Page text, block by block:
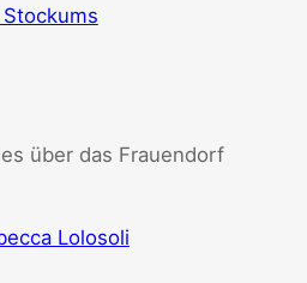
über das Frauendorf
Lolosoli